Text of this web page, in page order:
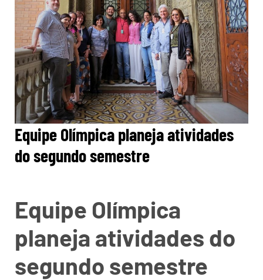
Equipe Olímpica planeja atividades
do segundo semestre
Equipe Olímpica
planeja atividades do
segundo semestre